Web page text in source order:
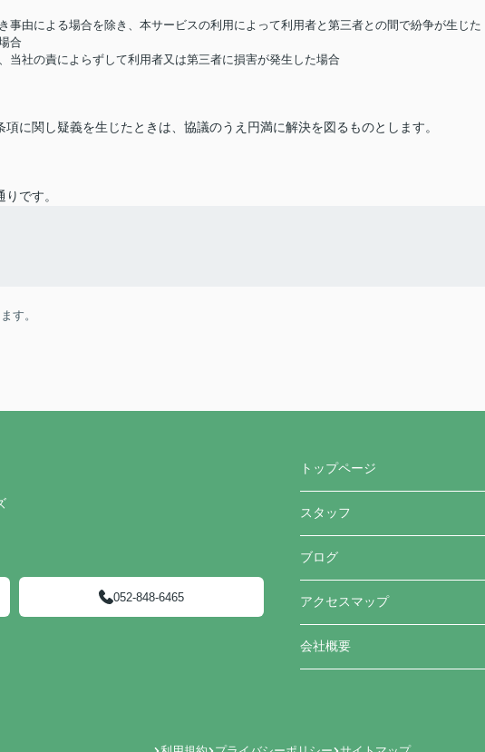
由による場合を除き、本サービスの利用によって利用者と第三者との間で紛争が生じた
合
当社の責によらずして利用者又は第三者に損害が発生した場合
に関し疑義を生じたときは、協議のうえ円満に解決を図るものとします。
です。
す。
052-848-6465
トップページ
スタッフ
ブログ
アクセスマップ
会社概要